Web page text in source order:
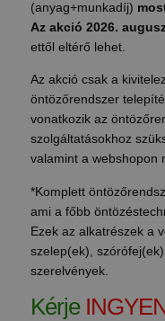
(anyag+munkadíj)
Az akció 2026.
ettől eltérő lehet.
Az akció csak a
öntözőrendszer
vonatkozik az
szolgáltatásokhoz
valamint a webshopon
*Komplett
ami a főbb
Ezek az alkatrészek a
szelep(ek),
szerelvények.
Kérje